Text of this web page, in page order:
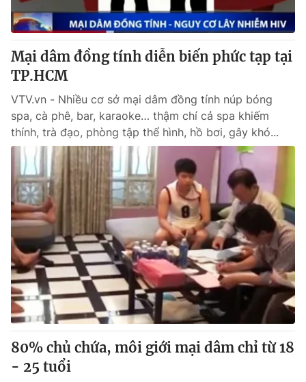
Thị trường 24h Tấm lòng Việt
VTV4 Vươn mình bằng AI
Liên hệ tòa soạn English
THỜI BÁO VTV
Theo dõi báo trên
Cơ quan chủ quản:
Đài Truyền hình Việt Nam
Cơ quan báo chí:Thời báo VTV
Giấy phép hoạt động báo in và báo điện tử số 483/GP-BTTTT
cấp ngày 29/12/2023
Tổng Biên tập:
Mại dâm đồng tính diễn biến phức tạp tại
TP.HCM
VTV.vn - Nhiều cơ sở mại dâm đồng tính núp bóng
spa, cà phê, bar, karaoke… thậm chí cả spa khiếm
thính, trà đạo, phòng tập thể hình, hồ bơi, gây khó...
80% chủ chứa, môi giới mại dâm chỉ từ 18
- 25 tuổi